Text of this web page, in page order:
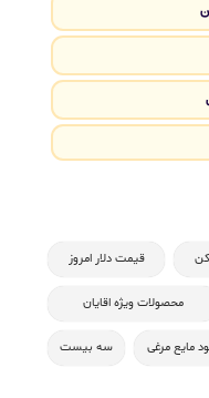
قیمت دلار امروز
محصولات ویژه اقایان
مایع مرغی سه بیست